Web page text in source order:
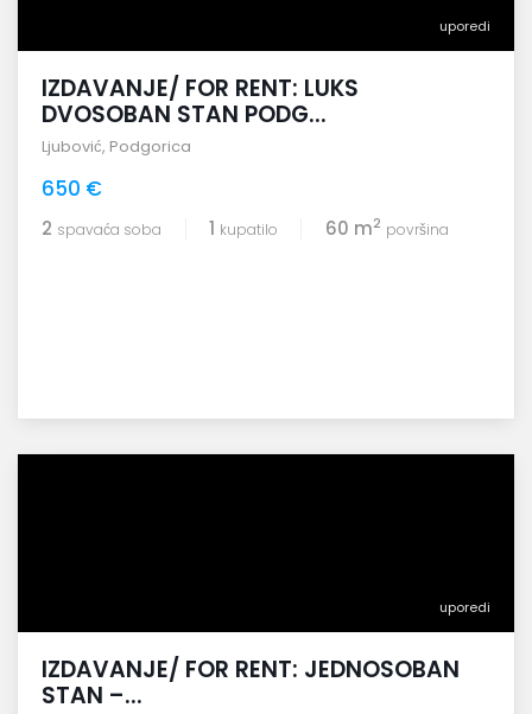
uporedi
IZDAVANJE/ FOR RENT: LUKS
DVOSOBAN STAN PODG...
Ljubović, Podgorica
650 €
2 spavaća soba 1 kupatilo 60 m2 površina
uporedi
IZDAVANJE/ FOR RENT: JEDNOSOBAN
STAN –...